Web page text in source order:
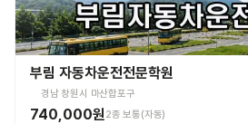
부림 자동차운전전문학원
경남 창원시 마산합포구
740,000원 2종 보통(자동)